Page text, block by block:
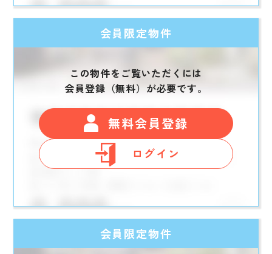
会員限定物件
この物件をご覧いただくには
会員登録（無料）が必要です。
無料会員登録
ログイン
会員限定物件